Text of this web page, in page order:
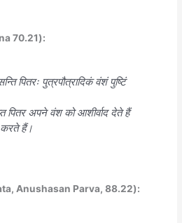
70.21):
पितरः पुत्रपौत्रादिकं वंशं पुष्टिं
पितर अपने वंश को आशीर्वाद देते हैं
हैं।
Anushasan Parva, 88.22):